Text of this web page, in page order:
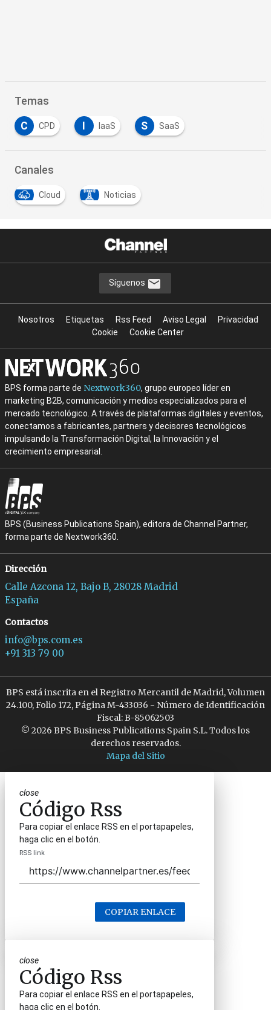
Temas
C CPD IaaS S SaaS
Canales
Cloud Noticias
Síguenos
Nosotros Etiquetas Rss Feed Aviso Legal
Privacidad
Cookie
Cookie Center
BPS forma parte de Nextwork360, grupo europeo líder en
marketing B2B, comunicación y medios especializados para el
mercado tecnológico. A través de plataformas digitales y eventos,
conectamos a fabricantes, partners y decisores tecnológicos
impulsando la Transformación Digital, la Innovación y el
crecimiento empresarial.
BPS (Business Publications Spain), editora de Channel Partner,
forma parte de Nextwork360.
Dirección
Calle Azcona 12, Bajo B, 28028 Madrid
España
Contactos
info@bps.com.es
+91 313 79 00
BPS está inscrita en el Registro Mercantil de Madrid, Volumen
24.100, Folio 172, Página M-433036 - Número de Identificación
Fiscal: B-85062503
© 2026 BPS Business Publications Spain S.L. Todos los
derechos reservados.
Mapa del Sitio
close
Código Rss
Para copiar el enlace RSS en el portapapeles,
haga clic en el botón.
RSS link
COPIAR ENLACE
close
Código Rss
Para copiar el enlace RSS en el portapapeles,
haga clic en el botón.